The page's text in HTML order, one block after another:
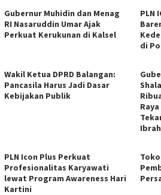
Gubernur Muhidin dan Menag
RI Nasaruddin Umar Ajak
Perkuat Kerukunan di Kalsel
PLN
di
Wakil Ketua DPRD Balangan:
Pancasila Harus Jadi Dasar
Kebijakan Publik
PLN Icon Plus Perkuat
Profesionalitas Karyawati
lewat Program Awareness Hari
Kartini